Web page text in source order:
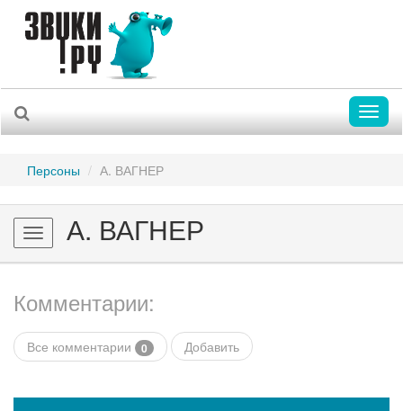
Персоны А. ВАГНЕР
Toggle
navigation
А. ВАГНЕР
Комментарии:
Все комментарии 0 Добавить